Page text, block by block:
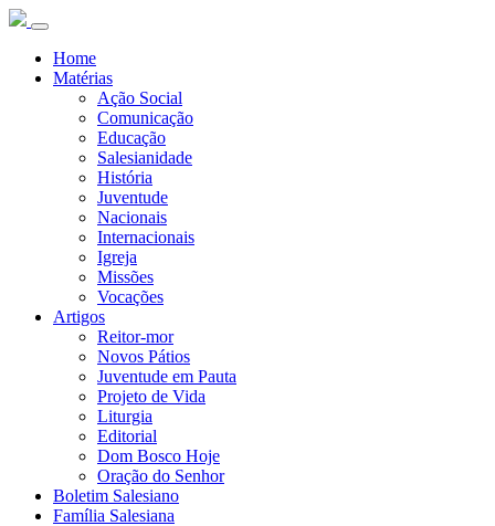
Home
Matérias
Ação Social
Comunicação
Educação
Salesianidade
História
Juventude
Nacionais
Internacionais
Igreja
Missões
Vocações
Artigos
Reitor-mor
Novos Pátios
Juventude em Pauta
Projeto de Vida
Liturgia
Editorial
Dom Bosco Hoje
Oração do Senhor
Boletim Salesiano
Família Salesiana